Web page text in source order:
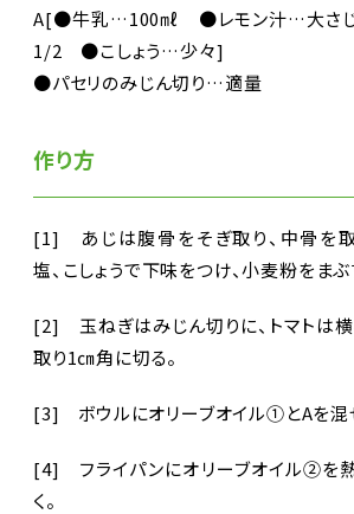
A[●牛乳…100㎖ ●レモン汁…大さ
1/2 ●こしょう…少々]
●パセリのみじん切り…適量
作り方
[1] あじは腹骨をそぎ取り、中骨を取
塩、こしょうで下味をつけ、小麦粉をまぶ
[2] 玉ねぎはみじん切りに、トマトは
取り1㎝角に切る。
[3] ボウルにオリーブオイル①とAを混
[4] フライパンにオリーブオイル②を
く。